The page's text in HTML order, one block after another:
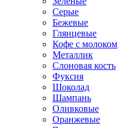
Серые
Бежевые
Глянцевые
Кофе с молоком
Металлик
Слоновая кость
Фуксия
Шоколад
Шампань
Оливковые
Оранжевые